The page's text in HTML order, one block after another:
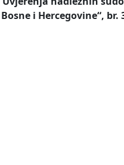
i Hercegovine“, br.